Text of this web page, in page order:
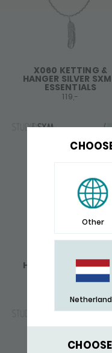
Other
X060 KETTING &
HANGER SILVER
ESSENTIALS
119,-
X061 KETTING &
HANGER ZILVER SXM -
ESSENTIALS
129,-